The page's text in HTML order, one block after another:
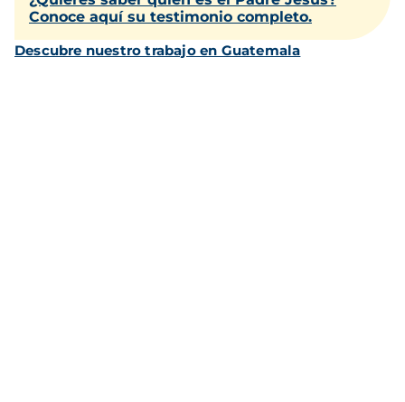
Conoce aquí su testimonio completo.
Descubre nuestro trabajo en Guatemala